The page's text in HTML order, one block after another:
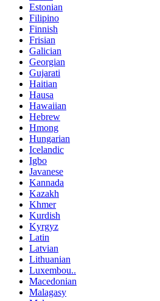
Estonian
Filipino
Finnish
Frisian
Galician
Georgian
Gujarati
Haitian
Hausa
Hawaiian
Hebrew
Hmong
Hungarian
Icelandic
Igbo
Javanese
Kannada
Kazakh
Khmer
Kurdish
Kyrgyz
Latin
Latvian
Lithuanian
Luxembou..
Macedonian
Malagasy